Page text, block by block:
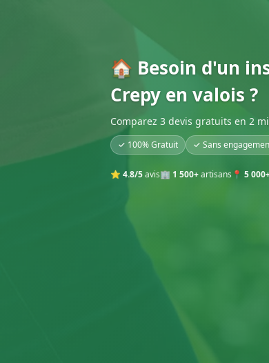
🏠 Besoin d'un
Crepy en valois ?
Comparez 3 devis gratuits en 2
✓ 100% Gratuit ✓ Sans
⭐ 4.8/5avis🏢 1 500+artisans 📍 5